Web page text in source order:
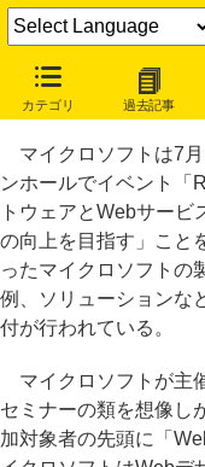
カテゴリ 過去記事
マイクロソフトが目指
「
マイクロソフトは7月
ンホールでイベント「
トウェアとWebサー
の向上を目指す」こと
ったマイクロソフトの
例、ソリューションな
付が行われている。
マイクロソフトが主
セミナーの類を想像し
加対象者の先頭に「